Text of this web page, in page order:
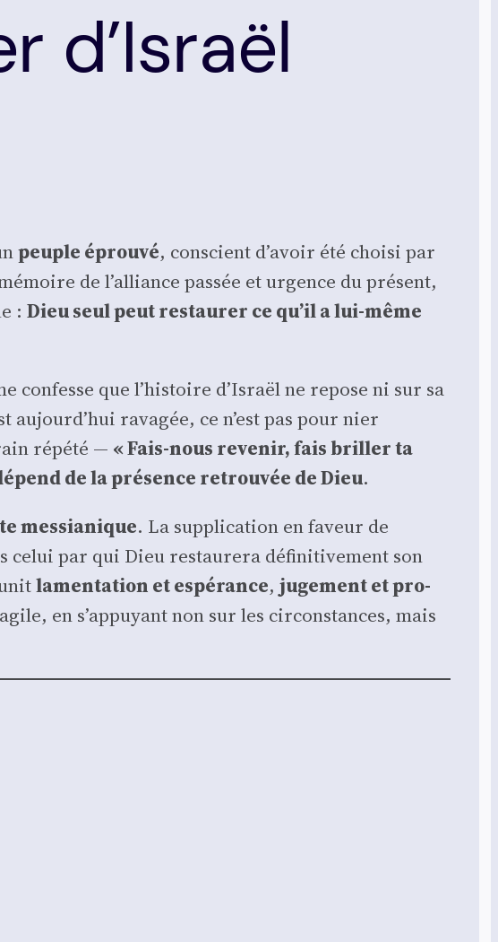
d’Israël
peuple éprou­vé, conscient d’avoir été choi­si par
de l’alliance pas­sée et urgence du pré­sent,
:Dieu seul peut res­tau­rer ce qu’il a lui-même
confesse que l’histoire d’Israël ne repose ni sur sa
aujourd’hui rava­gée, ce n’est pas pour nier
répé­té — « Fais-nous reve­nir, fais briller ta
de la pré­sence retrou­vée de Dieu.
mes­sia­nique. La sup­pli­ca­tion en faveur de
celui par qui Dieu res­tau­re­ra défi­ni­ti­ve­ment son
lamen­ta­tion et espé­rance,juge­ment et pro­
en s’appuyant non sur les cir­cons­tances, mais